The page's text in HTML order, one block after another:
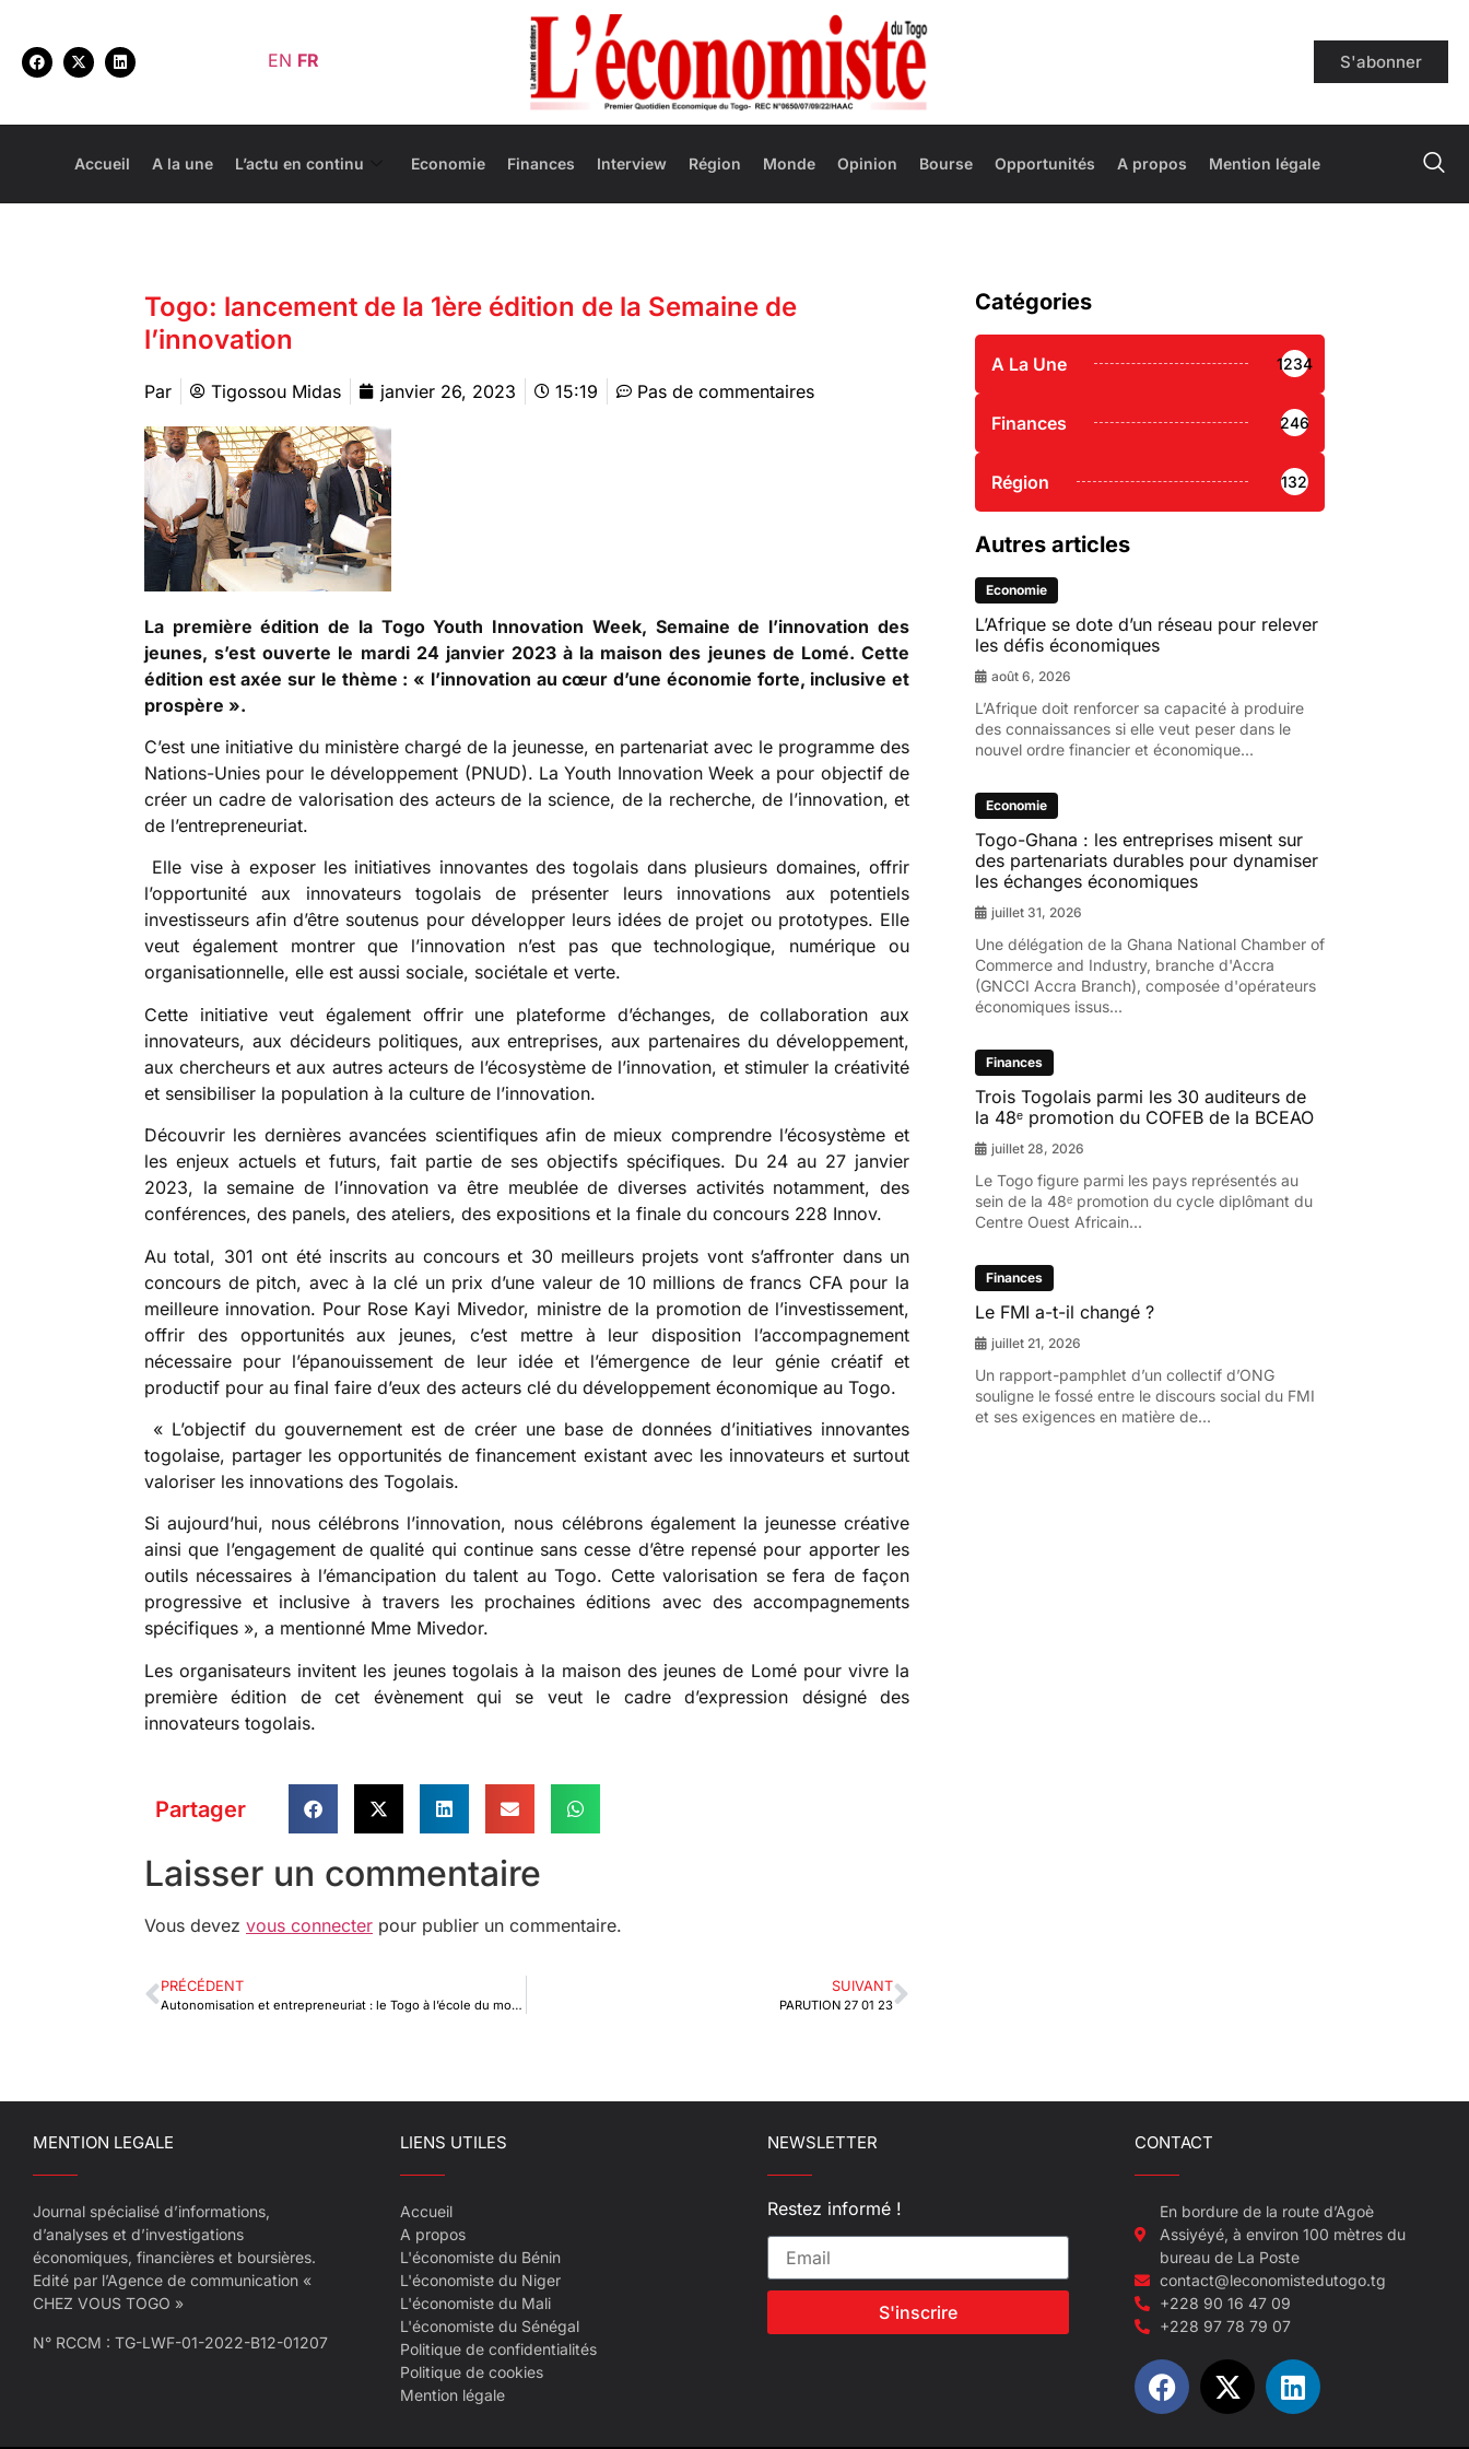
EN FR S'abonner
Accueil A la une L’actu en continu Economie Finances Interview Région Monde Opinion Bourse Opportunités A propos Mention légale
Togo: lancement de la 1ère édition de la Semaine de
l’innovation
Par Tigossou Midas janvier 26, 2023 15:19 Pas de commentaires
La première édition de la Togo Youth Innovation Week, Semaine de l’innovation des
jeunes, s’est ouverte le mardi 24 janvier 2023 à la maison des jeunes de Lomé. Cette
édition est axée sur le thème : « l’innovation au cœur d’une économie forte, inclusive et
prospère ».
C’est une initiative du ministère chargé de la jeunesse, en partenariat avec le programme des
Nations-Unies pour le développement (PNUD). La Youth Innovation Week a pour objectif de
créer un cadre de valorisation des acteurs de la science, de la recherche, de l’innovation, et
de l’entrepreneuriat.
Elle vise à exposer les initiatives innovantes des togolais dans plusieurs domaines, offrir
l’opportunité aux innovateurs togolais de présenter leurs innovations aux potentiels
investisseurs afin d’être soutenus pour développer leurs idées de projet ou prototypes. Elle
veut également montrer que l’innovation n’est pas que technologique, numérique ou
organisationnelle, elle est aussi sociale, sociétale et verte.
Cette initiative veut également offrir une plateforme d’échanges, de collaboration aux
innovateurs, aux décideurs politiques, aux entreprises, aux partenaires du développement,
aux chercheurs et aux autres acteurs de l’écosystème de l’innovation, et stimuler la créativité
et sensibiliser la population à la culture de l’innovation.
Découvrir les dernières avancées scientifiques afin de mieux comprendre l’écosystème et
les enjeux actuels et futurs, fait partie de ses objectifs spécifiques. Du 24 au 27 janvier
2023, la semaine de l’innovation va être meublée de diverses activités notamment, des
conférences, des panels, des ateliers, des expositions et la finale du concours 228 Innov.
Au total, 301 ont été inscrits au concours et 30 meilleurs projets vont s’affronter dans un
concours de pitch, avec à la clé un prix d’une valeur de 10 millions de francs CFA pour la
meilleure innovation. Pour Rose Kayi Mivedor, ministre de la promotion de l’investissement,
offrir des opportunités aux jeunes, c’est mettre à leur disposition l’accompagnement
nécessaire pour l’épanouissement de leur idée et l’émergence de leur génie créatif et
productif pour au final faire d’eux des acteurs clé du développement économique au Togo.
« L’objectif du gouvernement est de créer une base de données d’initiatives innovantes
togolaise, partager les opportunités de financement existant avec les innovateurs et surtout
valoriser les innovations des Togolais.
Si aujourd’hui, nous célébrons l’innovation, nous célébrons également la jeunesse créative
ainsi que l’engagement de qualité qui continue sans cesse d’être repensé pour apporter les
outils nécessaires à l’émancipation du talent au Togo. Cette valorisation se fera de façon
progressive et inclusive à travers les prochaines éditions avec des accompagnements
spécifiques », a mentionné Mme Mivedor.
Les organisateurs invitent les jeunes togolais à la maison des jeunes de Lomé pour vivre la
première édition de cet évènement qui se veut le cadre d’expression désigné des
innovateurs togolais.
Partager
Laisser un commentaire
Vous devez vous connecter pour publier un commentaire.
PRÉCÉDENT
Autonomisation et entrepreneuriat : le Togo à l’école du modèle marocain
SUIVANT
PARUTION 27 01 23
Catégories
A La Une 1234
Finances 246
Région 132
Autres articles
Economie
L’Afrique se dote d’un réseau pour relever
les défis économiques
août 6, 2026
L’Afrique doit renforcer sa capacité à produire
des connaissances si elle veut peser dans le
nouvel ordre financier et économique...
Economie
Togo-Ghana : les entreprises misent sur
des partenariats durables pour dynamiser
les échanges économiques
juillet 31, 2026
Une délégation de la Ghana National Chamber of
Commerce and Industry, branche d'Accra
(GNCCI Accra Branch), composée d'opérateurs
économiques issus...
Finances
Trois Togolais parmi les 30 auditeurs de
la 48ᵉ promotion du COFEB de la BCEAO
juillet 28, 2026
Le Togo figure parmi les pays représentés au
sein de la 48ᵉ promotion du cycle diplômant du
Centre Ouest Africain...
Finances
Le FMI a-t-il changé ?
juillet 21, 2026
Un rapport-pamphlet d’un collectif d’ONG
souligne le fossé entre le discours social du FMI
et ses exigences en matière de...
MENTION LEGALE
Journal spécialisé d’informations,
d’analyses et d’investigations
économiques, financières et boursières.
Edité par l’Agence de communication «
CHEZ VOUS TOGO »
N° RCCM : TG-LWF-01-2022-B12-01207
LIENS UTILES
Accueil
A propos
L'économiste du Bénin
L'économiste du Niger
L'économiste du Mali
L'économiste du Sénégal
Politique de confidentialités
Politique de cookies
Mention légale
NEWSLETTER
Restez informé !
S'inscrire
CONTACT
En bordure de la route d’Agoè
Assiyéyé, à environ 100 mètres du
bureau de La Poste
contact@leconomistedutogo.tg
+228 90 16 47 09
+228 97 78 79 07